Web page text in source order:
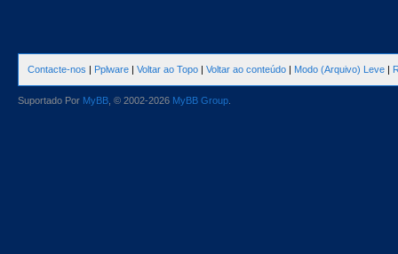
Contacte-nos | Pplware | Voltar ao Topo | Voltar ao conteúdo | Modo (Arquivo) Leve |
Suportado Por MyBB , © 2002-2026 MyBB Group